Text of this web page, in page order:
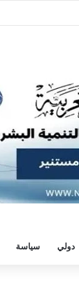
دولي سياسة